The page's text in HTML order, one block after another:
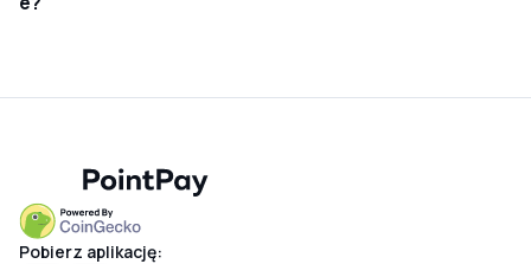
Pobierz aplikację: